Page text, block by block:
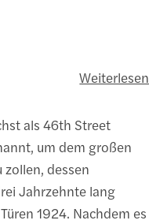
Weiterlesen
als 46th Street
um dem großen
dessen
Jahrzehnte lang
1924. Nachdem es